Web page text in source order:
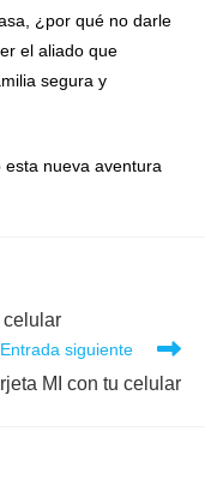
¿por qué no darle
el aliado que
segura y
esta nueva aventura
celular
Entrada siguiente
MI con tu celular